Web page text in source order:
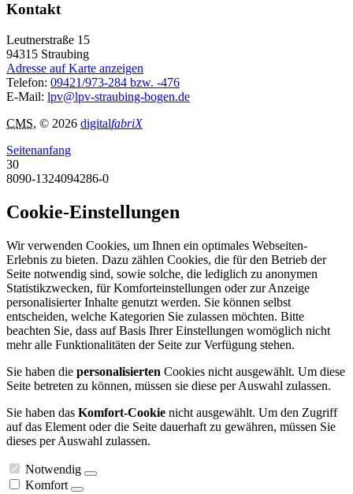
Kontakt
Leutnerstraße 15
94315 Straubing
Adresse auf Karte anzeigen
Telefon: 09421/973-284 bzw. -476
E-Mail: lpv@lpv-straubing-bogen.de
CMS, © 2026 digitalfabriX
Seitenanfang
30
8090-1324094286-0
Cookie-Einstellungen
Wir verwenden Cookies, um Ihnen ein optimales Webseiten-
Erlebnis zu bieten. Dazu zählen Cookies, die für den Betrieb der
Seite notwendig sind, sowie solche, die lediglich zu anonymen
Statistikzwecken, für Komforteinstellungen oder zur Anzeige
personalisierter Inhalte genutzt werden. Sie können selbst
entscheiden, welche Kategorien Sie zulassen möchten. Bitte
beachten Sie, dass auf Basis Ihrer Einstellungen womöglich nicht
mehr alle Funktionalitäten der Seite zur Verfügung stehen.
Sie haben die personalisierten Cookies nicht ausgewählt. Um diese
Seite betreten zu können, müssen sie diese per Auswahl zulassen.
Sie haben das Komfort-Cookie nicht ausgewählt. Um den Zugriff
auf das Element oder die Seite dauerhaft zu gewähren, müssen Sie
dieses per Auswahl zulassen.
Notwendig
Komfort